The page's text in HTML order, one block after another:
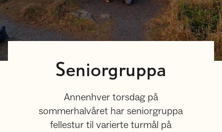
Seniorgruppa
Annenhver torsdag på
sommerhalvåret har seniorgruppa
fellestur til varierte turmål på